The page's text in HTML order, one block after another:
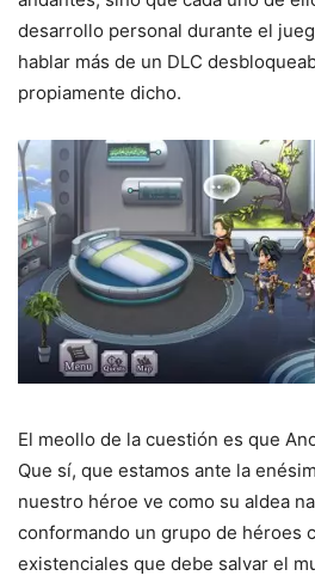
desarrollo personal durante el
hablar más de un DLC
propiamente dicho.
El meollo de la cuestión es que
Que sí, que estamos ante la
nuestro héroe ve como su aldea
conformando un grupo de héroes
existenciales que debe salvar el